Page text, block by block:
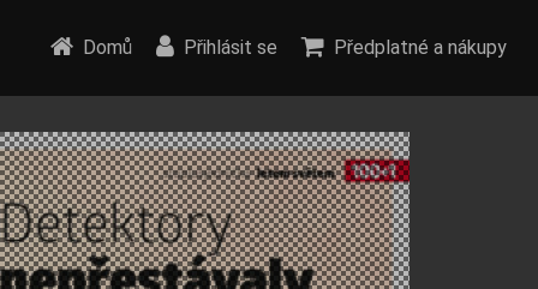
Domů Přihlásit se Předplatné a nákupy